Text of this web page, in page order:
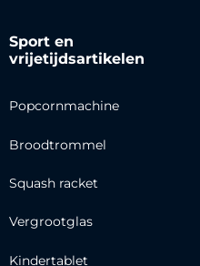
Sport en
vrijetijdsartikelen
Popcornmachine
Broodtrommel
Squash racket
Vergrootglas
Kindertablet